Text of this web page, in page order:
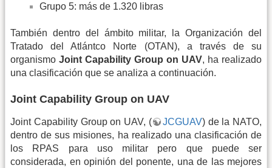
Grupo 5: más de 1.320 libras
También dentro del ámbito militar, la Organización del
Tratado del Atlántco Norte (OTAN), a través de su
organismo Joint Capability Group on UAV, ha realizado
una clasificación que se analiza a continuación.
Joint Capability Group on UAV
Joint Capability Group on UAV, ( JCGUAV) de la NATO,
dentro de sus misiones, ha realizado una clasificación de
los RPAS para uso militar pero que puede ser
considerada, en opinión del ponente, una de las mejores